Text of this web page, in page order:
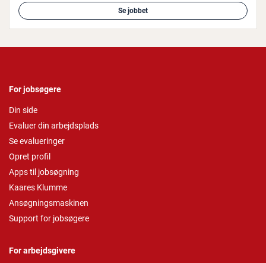
Se jobbet
For jobsøgere
Din side
Evaluer din arbejdsplads
Se evalueringer
Opret profil
Apps til jobsøgning
Kaares Klumme
Ansøgningsmaskinen
Support for jobsøgere
For arbejdsgivere